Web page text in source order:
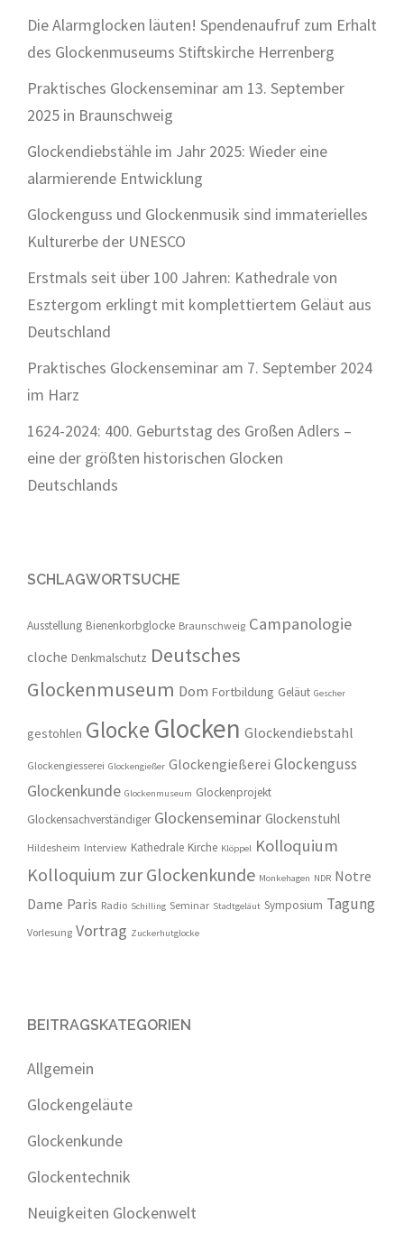
Die Alarmglocken läuten! Spendenaufruf zum Erhalt
des Glockenmuseums Stiftskirche Herrenberg
Praktisches Glockenseminar am 13. September
2025 in Braunschweig
Glockendiebstähle im Jahr 2025: Wieder eine
alarmierende Entwicklung
Glockenguss und Glockenmusik sind immaterielles
Kulturerbe der UNESCO
Erstmals seit über 100 Jahren: Kathedrale von
Esztergom erklingt mit komplettiertem Geläut aus
Deutschland
Praktisches Glockenseminar am 7. September 2024
im Harz
1624-2024: 400. Geburtstag des Großen Adlers –
eine der größten historischen Glocken
Deutschlands
SCHLAGWORTSUCHE
Ausstellung Bienenkorbglocke Braunschweig Campanologie
cloche Denkmalschutz Deutsches
Glockenmuseum Dom Fortbildung Geläut Gescher
gestohlen Glocke Glocken Glockendiebstahl
Glockengiesserei Glockengießer Glockengießerei Glockenguss
Glockenkunde Glockenmuseum Glockenprojekt
Glockensachverständiger Glockenseminar Glockenstuhl
Hildesheim Interview Kathedrale Kirche Klöppel Kolloquium
Kolloquium zur Glockenkunde Monkehagen NDR Notre
Dame Paris Radio Schilling Seminar Stadtgeläut Symposium Tagung
Vorlesung Vortrag Zuckerhutglocke
BEITRAGSKATEGORIEN
Allgemein
Glockengeläute
Glockenkunde
Glockentechnik
Neuigkeiten Glockenwelt